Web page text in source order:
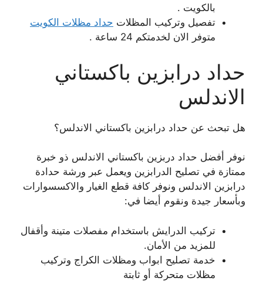
بالكويت .
تفصيل وتركيب المظلات حداد مظلات الكويت
متوفر الان لخدمتكم 24 ساعة .
حداد درابزين باكستاني
الاندلس
هل تبحث عن حداد درابزين باكستاني الاندلس؟
نوفر أفضل حداد دربزين باكستاني الاندلس ذو خبرة
ممتازة في تصليح الدرابزين ويعمل عبر ورشة حدادة
درابزين الاندلس ونوفر كافة قطع الغيار والاكسسوارات
وبأسعار جيدة ونقوم أيضا في:
تركيب الدرايش باستخدام مفصلات متينة وأقفال
للمزيد من الأمان.
خدمة تصليح ابواب ومظلات الكراج وتركيب
مظلات متحركة أو ثابتة